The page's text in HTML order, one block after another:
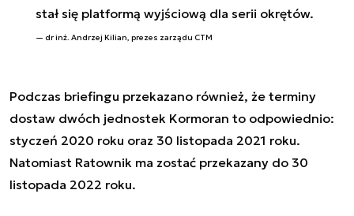
stał się platformą wyjściową dla serii okrętów.
dr inż. Andrzej Kilian, prezes zarządu CTM
Podczas briefingu przekazano również, że terminy
dostaw dwóch jednostek Kormoran to odpowiednio:
styczeń 2020 roku oraz 30 listopada 2021 roku.
Natomiast Ratownik ma zostać przekazany do 30
listopada 2022 roku.